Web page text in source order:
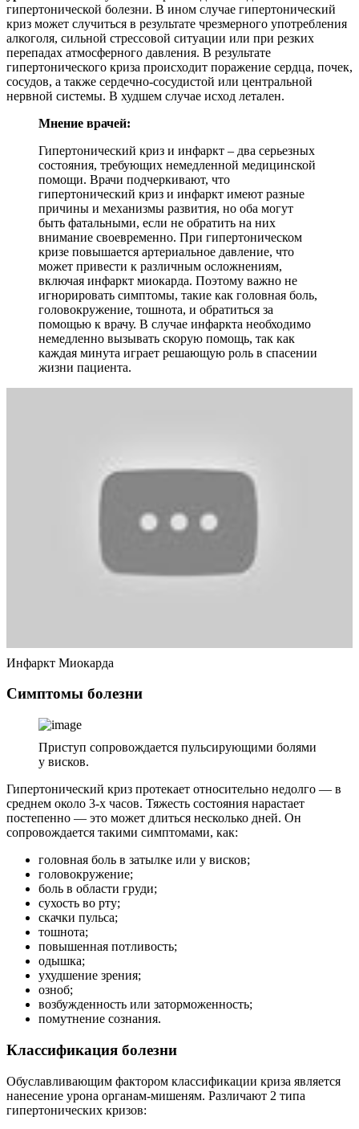
гипертонической болезни. В ином случае гипертонический
криз может случиться в результате чрезмерного употребления
алкоголя, сильной стрессовой ситуации или при резких
перепадах атмосферного давления. В результате
гипертонического криза происходит поражение сердца, почек,
сосудов, а также сердечно-сосудистой или центральной
нервной системы. В худшем случае исход летален.
Мнение врачей:
Гипертонический криз и инфаркт – два серьезных
состояния, требующих немедленной медицинской
помощи. Врачи подчеркивают, что
гипертонический криз и инфаркт имеют разные
причины и механизмы развития, но оба могут
быть фатальными, если не обратить на них
внимание своевременно. При гипертоническом
кризе повышается артериальное давление, что
может привести к различным осложнениям,
включая инфаркт миокарда. Поэтому важно не
игнорировать симптомы, такие как головная боль,
головокружение, тошнота, и обратиться за
помощью к врачу. В случае инфаркта необходимо
немедленно вызывать скорую помощь, так как
каждая минута играет решающую роль в спасении
жизни пациента.
Инфаркт Миокарда
Симптомы болезни
Приступ сопровождается пульсирующими болями
у висков.
Гипертонический криз протекает относительно недолго — в
среднем около 3-х часов. Тяжесть состояния нарастает
постепенно — это может длиться несколько дней. Он
сопровождается такими симптомами, как:
головная боль в затылке или у висков;
головокружение;
боль в области груди;
сухость во рту;
скачки пульса;
тошнота;
повышенная потливость;
одышка;
ухудшение зрения;
озноб;
возбужденность или заторможенность;
помутнение сознания.
Классификация болезни
Обуславливающим фактором классификации криза является
нанесение урона органам-мишеням. Различают 2 типа
гипертонических кризов: